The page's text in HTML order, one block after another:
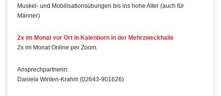
Muskel- und Mobilisationsübungen bis ins hohe Alter (auch für
Männer)
2x im Monat vor Ort in Kalenborn in der Mehrzweckhalle
2x im Monat Online per Zoom.
Ansprechpartnerin:
Daniela Winten-Krahm (02643-901626)